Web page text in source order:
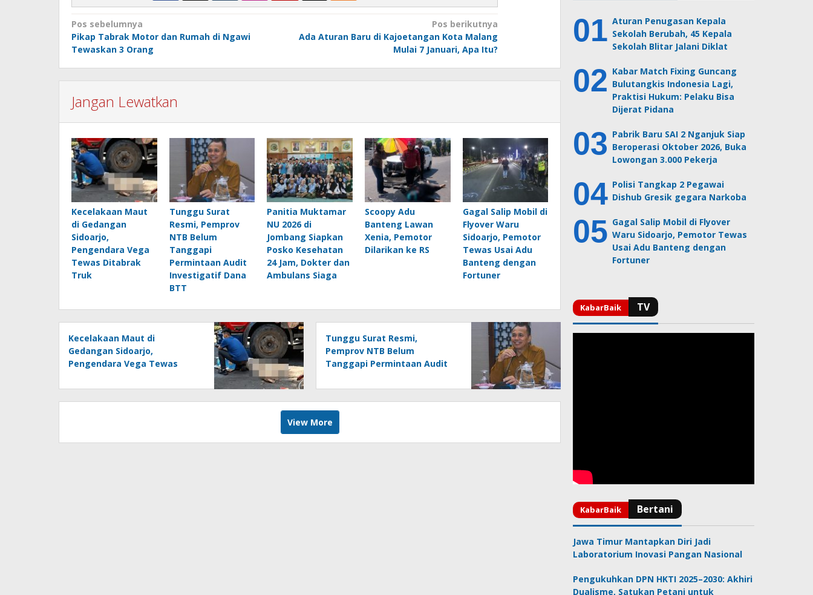
Navigasi
pos
Pos sebelumnya
Pikap Tabrak Motor dan Rumah di Ngawi
Tewaskan 3 Orang
Pos berikutnya
Ada Aturan Baru di Kajoetangan Kota Malang
Mulai 7 Januari, Apa Itu?
Jangan Lewatkan
Kecelakaan Maut
di Gedangan
Sidoarjo,
Pengendara Vega
Tewas Ditabrak
Truk
Tunggu Surat
Resmi, Pemprov
NTB Belum
Tanggapi
Permintaan Audit
Investigatif Dana
BTT
Panitia Muktamar
NU 2026 di
Jombang Siapkan
Posko Kesehatan
24 Jam, Dokter dan
Ambulans Siaga
Scoopy Adu
Banteng Lawan
Xenia, Pemotor
Dilarikan ke RS
Gagal Salip Mobil di
Flyover Waru
Sidoarjo, Pemotor
Tewas Usai Adu
Banteng dengan
Fortuner
Kecelakaan Maut di
Gedangan Sidoarjo,
Pengendara Vega Tewas
Tunggu Surat Resmi,
Pemprov NTB Belum
Tanggapi Permintaan Audit
View More
Aturan Penugasan Kepala
Sekolah Berubah, 45 Kepala
Sekolah Blitar Jalani Diklat
Kabar Match Fixing Guncang
Bulutangkis Indonesia Lagi,
Praktisi Hukum: Pelaku Bisa
Dijerat Pidana
Pabrik Baru SAI 2 Nganjuk Siap
Beroperasi Oktober 2026, Buka
Lowongan 3.000 Pekerja
Polisi Tangkap 2 Pegawai
Dishub Gresik gegara Narkoba
Gagal Salip Mobil di Flyover
Waru Sidoarjo, Pemotor Tewas
Usai Adu Banteng dengan
Fortuner
Jawa Timur Mantapkan Diri Jadi
Laboratorium Inovasi Pangan Nasional
Pengukuhkan DPN HKTI 2025–2030: Akhiri
Dualisme, Satukan Petani untuk